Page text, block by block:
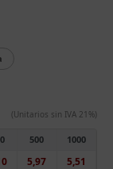
(Unitarios sin IVA 21%)
500
5,97
1000
5,51